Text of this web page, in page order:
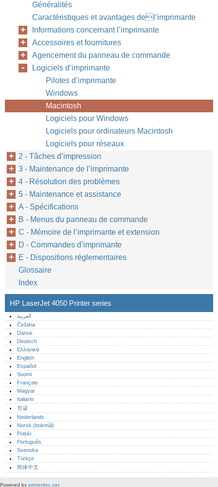
FR Chapitre 1 : Notions élémentaires
Généralités
Caractéristiques et avantages del’imprimante
Informations concernant l’imprimante
Accessoires et fournitures
Agencement du panneau de commande
Logiciels d’imprimante
Pilotes d’imprimante
Windows
Macintosh
Logiciels pour Windows
Logiciels pour ordinateurs Macintosh
Logiciels pour réseaux
2 - Tâches d’impression
3 - Maintenance de l’imprimante
4 - Résolution des problèmes
5 - Maintenance et assistance
A - Spécifications
B - Menus du panneau de commande
C - Mémoire de l’imprimante et extension
D - Commandes d’imprimante
E - Dispositions réglementaires
Glossaire
Index
HP LaserJet 4050 Printer series
العربية
Čeština
Dansk
Deutsch
Ελληνικά
English
Español
Suomi
Français
Magyar
Italiano
한글
Nederlands
Norsk (bokmål)‎
Polski
Português‎
Svenska
Türkçe
简体中文
Powered by printerdoc.net